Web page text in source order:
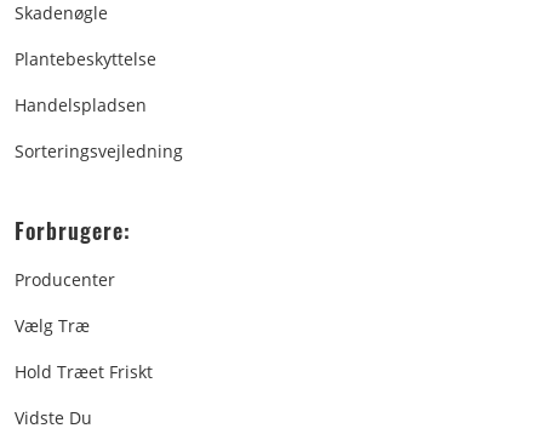
Skadenøgle
Plantebeskyttelse
Handelspladsen
Sorteringsvejledning
Forbrugere:
Producenter
Vælg Træ
Hold Træet Friskt
Vidste Du